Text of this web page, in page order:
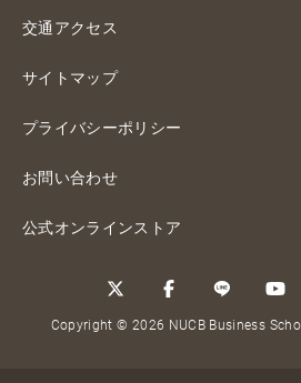
交通アクセス
サイトマップ
プライバシーポリシー
お問い合わせ
公式オンラインストア
Copyright © 2026 NUCB Business